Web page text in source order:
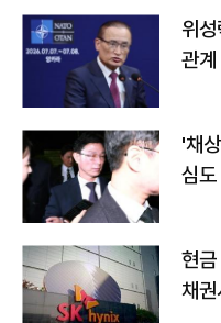
위
관계
'채
심
현
채